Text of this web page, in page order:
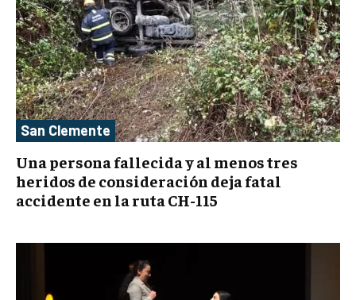
San Clemente
Una persona fallecida y al menos tres
heridos de consideración deja fatal
accidente en la ruta CH-115